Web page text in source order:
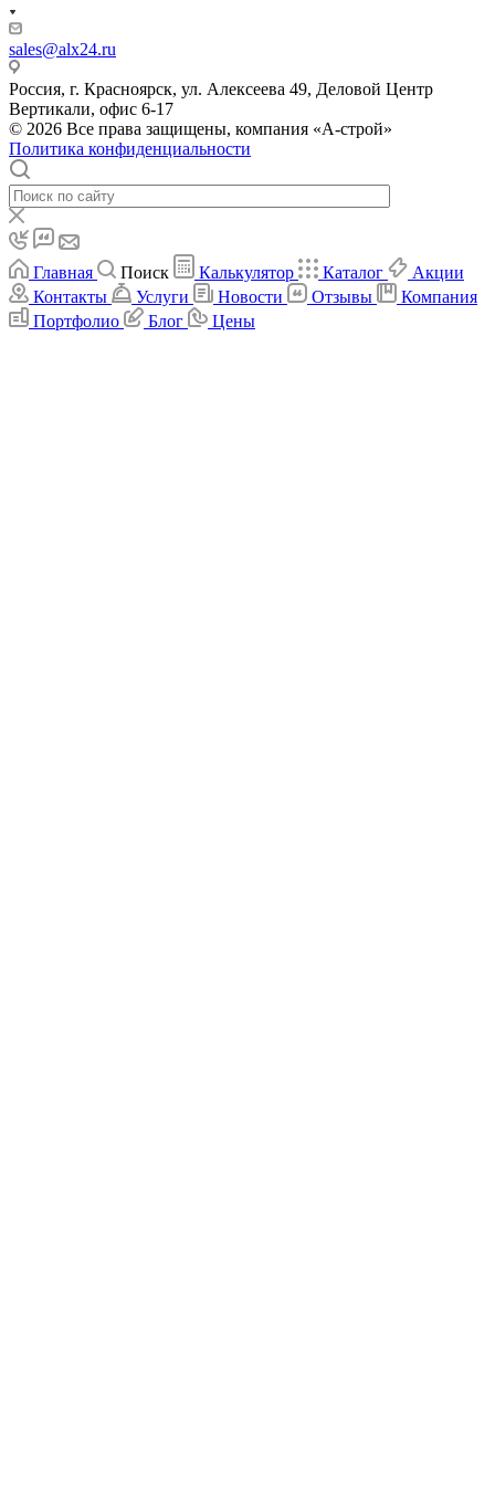
sales@alx24.ru
Россия, г. Красноярск, ул. Алексеева 49, Деловой Центр
Вертикали, офис 6-17
© 2026 Все права защищены, компания «А-строй»
Политика конфиденциальности
Главная Поиск Калькулятор Каталог
Акции
Контакты
Услуги Новости Отзывы
Компания
Портфолио
Блог Цены